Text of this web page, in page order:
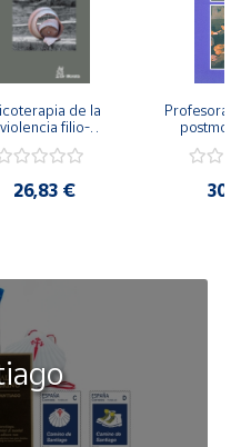
de la
violencia filio-
secreto y la
26,83 €